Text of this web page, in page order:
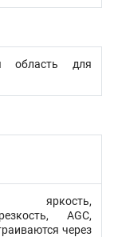
область для
яркость,
AGC,
через